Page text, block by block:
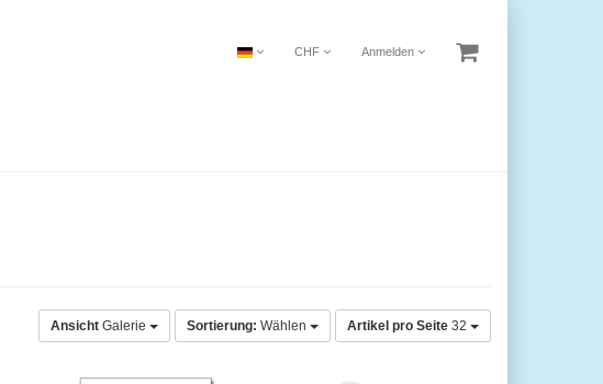
CHF Anmelden
Ansicht Galerie Sortierung: Wählen Artikel pro Seite 32